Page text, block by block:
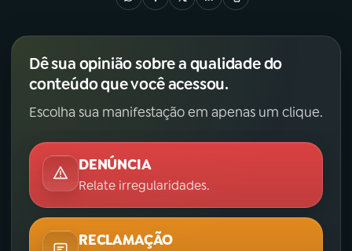
Dê sua opinião sobre a qualidade do
conteúdo que você acessou.
Escolha sua manifestação em apenas um clique.
DENÚNCIA
Relate irregularidades.
RECLAMAÇÃO